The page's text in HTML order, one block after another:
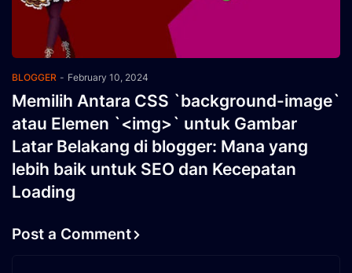
BLOGGER - February 10, 2024
Memilih Antara CSS `background-image`
atau Elemen `<img>` untuk Gambar
Latar Belakang di blogger: Mana yang
lebih baik untuk SEO dan Kecepatan
Loading
Post a Comment